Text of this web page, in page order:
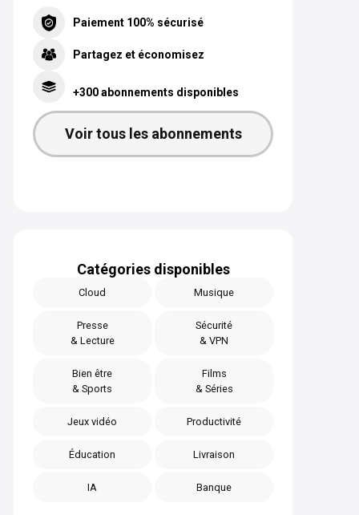
Paiement 100% sécurisé
Partagez et économisez
+300 abonnements disponibles
Voir tous les abonnements
Catégories disponibles
Cloud Musique
Presse
& Lecture
Sécurité
& VPN
Bien être
& Sports
Films
& Séries
Jeux vidéo Productivité
Éducation Livraison
IA Banque